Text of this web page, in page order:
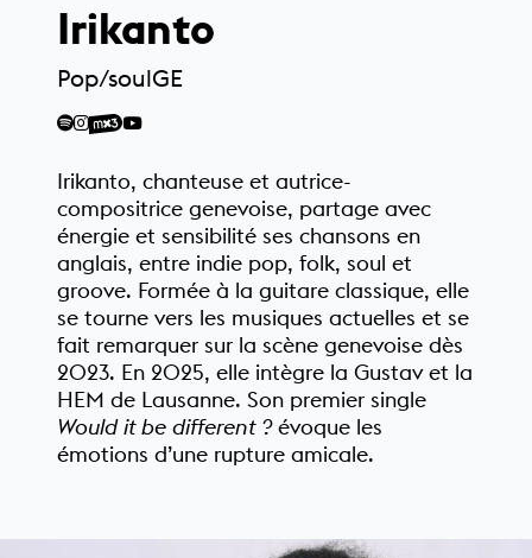
Irikanto
Pop/soulGE
Irikanto, chanteuse et autrice-
compositrice genevoise, partage avec
énergie et sensibilité ses chansons en
anglais, entre indie pop, folk, soul et
groove. Formée à la guitare classique, elle
se tourne vers les musiques actuelles et se
fait remarquer sur la scène genevoise dès
2023. En 2025, elle intègre la Gustav et la
HEM de Lausanne. Son premier single
Would it be different ?évoque les
émotions d’une rupture amicale.